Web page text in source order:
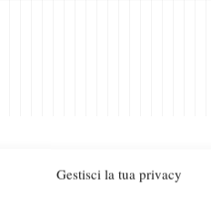
Gestisci la tua privacy